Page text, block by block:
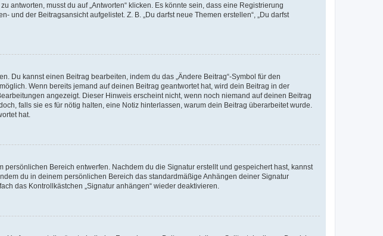
antworten, musst du auf „Antworten“ klicken. Es könnte sein, dass eine Registrierung
der Beitragsansicht aufgelistet. Z. B. „Du darfst neue Themen erstellen“, „Du darfst
Du kannst einen Beitrag bearbeiten, indem du das „Ändere Beitrag“-Symbol für den
Wenn bereits jemand auf deinen Beitrag geantwortet hat, wird dein Beitrag in der
angezeigt. Dieser Hinweis erscheint nicht, wenn noch niemand auf deinen Beitrag
falls sie es für nötig halten, eine Notiz hinterlassen, warum dein Beitrag überarbeitet wurde.
hat.
Bereich entwerfen. Nachdem du die Signatur erstellt und gespeichert hast, kannst
du in deinem persönlichen Bereich das standardmäßige Anhängen deiner Signatur
das Kontrollkästchen „Signatur anhängen“ wieder deaktivieren.